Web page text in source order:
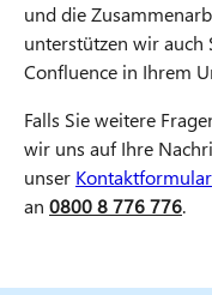
und die
unterstützen wir auch
Confluence in Ihrem
Falls Sie weitere
wir uns auf Ihre
unser Kontaktformular
an 0800 8 776 776.